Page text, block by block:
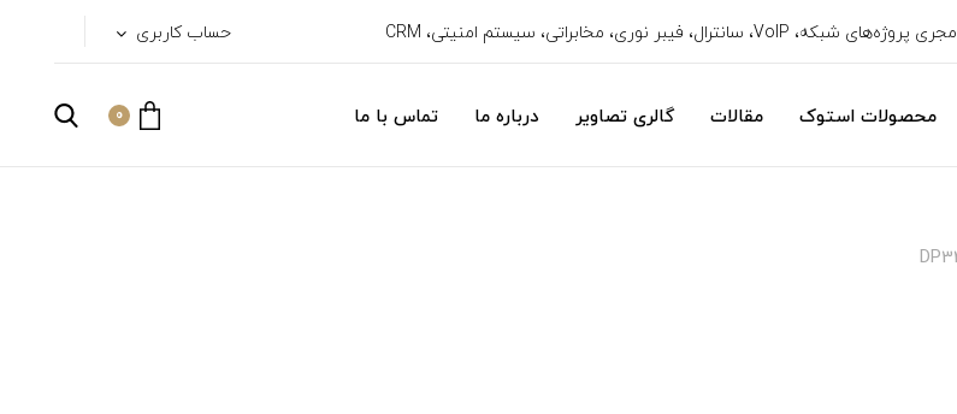
مجری پروژه‌های شبکه، VoIP، سانترال، فیبر نوری، مخابراتی، سیستم امنیتی، CRM حساب کاربری
محصولات استوک مقالات گالری تصاویر درباره ما تماس با ما 0